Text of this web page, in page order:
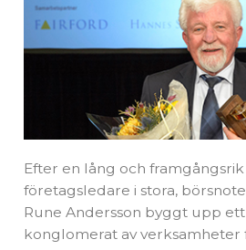
Efter en lång och
företagsledare i stora,
Rune Andersson byggt upp
konglomerat av